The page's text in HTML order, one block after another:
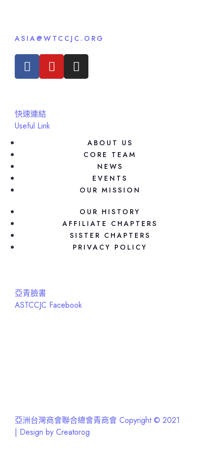
ASIA@WTCCJC.ORG
快速連結
Useful Link
ABOUT US
CORE TEAM
NEWS
EVENTS
OUR MISSION
OUR HISTORY
AFFILIATE CHAPTERS
SISTER CHAPTERS
PRIVACY POLICY
亞青臉書
ASTCCJC Facebook
亞洲台灣商會聯合總會青商會 Copyright © 2021
| Design by Creatorog